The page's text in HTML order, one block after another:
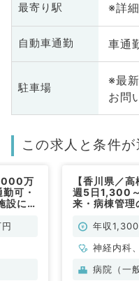
最寄り駅 ※詳
自動車通勤 車通
駐車場
※最
お問
この求人と条件が
万
可・
設にて
【香川県／
週5日1,300
来・病棟管理
年収
神経内科
科、呼吸
病院（一般